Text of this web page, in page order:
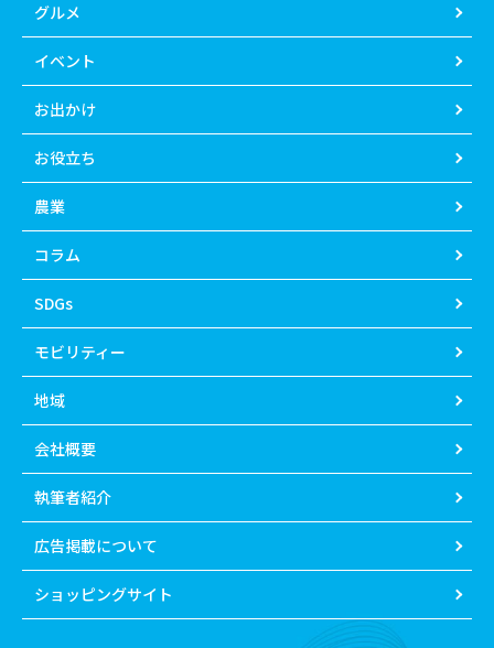
グルメ
イベント
お出かけ
お役立ち
農業
コラム
SDGs
モビリティー
地域
会社概要
執筆者紹介
広告掲載について
ショッピングサイト